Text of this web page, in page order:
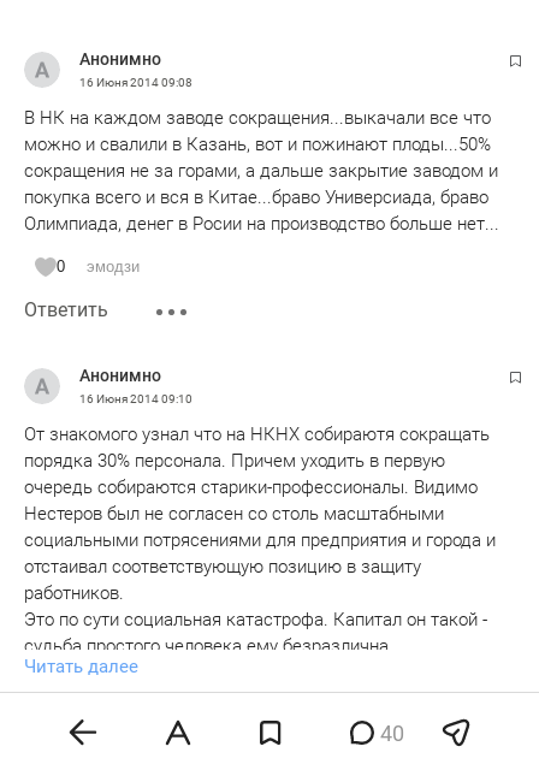
Анонимно
16 Июня 201409:08
В НК на каждом заводе сокращения...выкачали все что
можно и свалили в Казань, вот и пожинают плоды...50%
сокращения не за горами, а дальше закрытие заводом и
покупка всего и вся в Китае...браво Универсиада, браво
Олимпиада, денег в Росии на производство больше нет...
0 эмодзи
Ответить
Анонимно
16 Июня 201409:10
От знакомого узнал что на НКНХ собираютя сокращать
порядка 30% персонала. Причем уходить в первую
очередь собираются старики-профессионалы. Видимо
Нестеров был не согласен со столь масштабными
социальными потрясениями для предприятия и города и
отстаивал соответствующую позицию в защиту
работников.
Это по сути социальная катастрофа. Капитал он такой -
судьба простого человека ему безразлична.
Жалко, Нефтехим долгое время был пожалуй
единственным в республике крупным социально-
ориентированным предпариятием. Если сейчас эта
атмосфера пропадет, а ей взамен придет модель
Читать далее
Показать ответы 2Ответить
40